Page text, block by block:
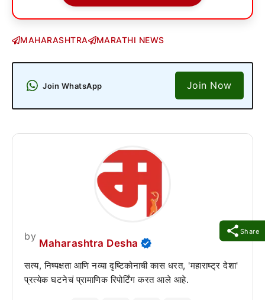
Share
MAHARASHTRA MARATHI NEWS
Join WhatsApp Join Now
by
Maharashtra Desha
सत्य, निष्पक्षता आणि नव्या दृष्टिकोनाची कास धरत, 'महाराष्ट्र देशा'
प्रत्येक घटनेचं प्रामाणिक रिपोर्टिंग करत आले आहे.